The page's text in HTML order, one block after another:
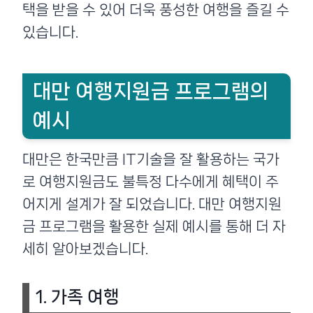
택을 받을 수 있어 더욱 풍성한 여행을 즐길 수
있습니다.
대만 여행지원금 프로그램의
예시
대만은 한국만큼 IT기술을 잘 활용하는 국가
로 여행지원금도 불특정 다수에게 혜택이 주
어지게 설계가 잘 되었습니다. 대만 여행지원
금 프로그램을 활용한 실제 예시를 통해 더 자
세히 알아보겠습니다.
1. 가족 여행